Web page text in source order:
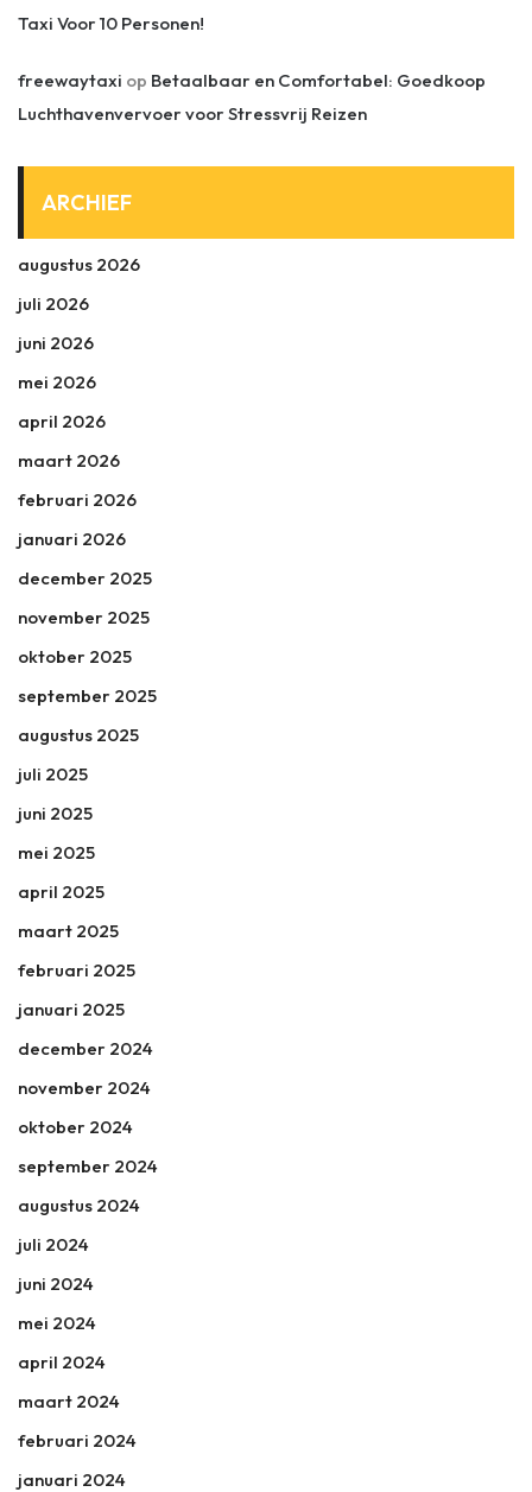
Taxi Voor 10 Personen!
freewaytaxi op Betaalbaar en Comfortabel: Goedkoop
Luchthavenvervoer voor Stressvrij Reizen
ARCHIEF
augustus 2026
juli 2026
juni 2026
mei 2026
april 2026
maart 2026
februari 2026
januari 2026
december 2025
november 2025
oktober 2025
september 2025
augustus 2025
juli 2025
juni 2025
mei 2025
april 2025
maart 2025
februari 2025
januari 2025
december 2024
november 2024
oktober 2024
september 2024
augustus 2024
juli 2024
juni 2024
mei 2024
april 2024
maart 2024
februari 2024
januari 2024